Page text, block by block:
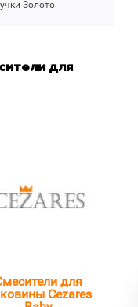
Золото
для
для
Cezares